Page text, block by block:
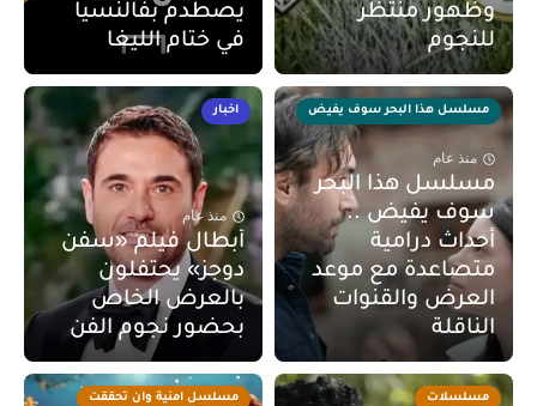
وظهور منتظر
للنجوم
يصطدم بفالنسيا
في ختام الليغا
مسلسل هذا البحر سوف يفيض
منذ عام
مسلسل هذا البحر
سوف يفيض ..
أحداث درامية
متصاعدة مع موعد
العرض والقنوات
الناقلة
اخبار
منذ عام
أبطال فيلم «سفن
دوجز» يحتفلون
بالعرض الخاص
بحضور نجوم الفن
مسلسلات مسلسل امنية وان تحققت